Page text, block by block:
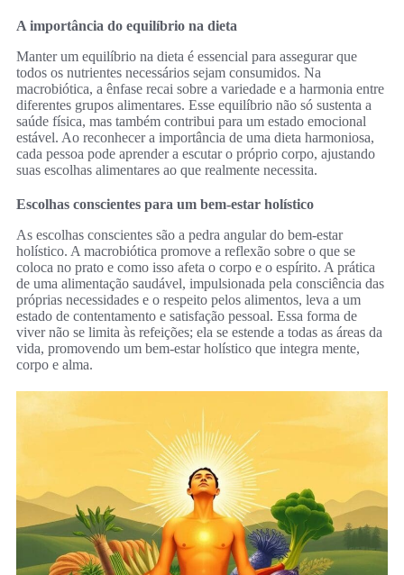
A importância do equilíbrio na dieta
Manter um equilíbrio na dieta é essencial para assegurar que
todos os nutrientes necessários sejam consumidos. Na
macrobiótica, a ênfase recai sobre a variedade e a harmonia entre
diferentes grupos alimentares. Esse equilíbrio não só sustenta a
saúde física, mas também contribui para um estado emocional
estável. Ao reconhecer a importância de uma dieta harmoniosa,
cada pessoa pode aprender a escutar o próprio corpo, ajustando
suas escolhas alimentares ao que realmente necessita.
Escolhas conscientes para um bem-estar holístico
As escolhas conscientes são a pedra angular do bem-estar
holístico. A macrobiótica promove a reflexão sobre o que se
coloca no prato e como isso afeta o corpo e o espírito. A prática
de uma alimentação saudável, impulsionada pela consciência das
próprias necessidades e o respeito pelos alimentos, leva a um
estado de contentamento e satisfação pessoal. Essa forma de
viver não se limita às refeições; ela se estende a todas as áreas da
vida, promovendo um bem-estar holístico que integra mente,
corpo e alma.